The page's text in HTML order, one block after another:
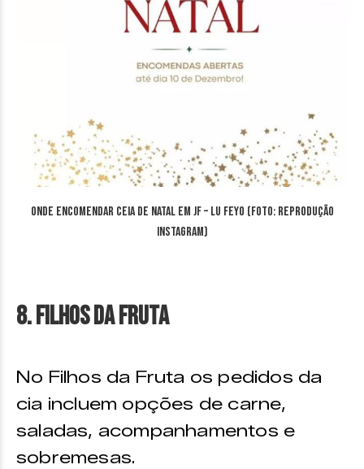
Onde encomendar ceia de Natal em JF – Lu Feyo (Foto: reprodução
Instagram)
8. Filhos da Fruta
No Filhos da Fruta os pedidos da
cia incluem opções de carne,
saladas, acompanhamentos e
sobremesas.